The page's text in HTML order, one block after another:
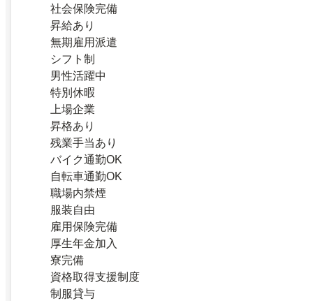
社会保険完備
昇給あり
無期雇用派遣
シフト制
男性活躍中
特別休暇
上場企業
昇格あり
残業手当あり
バイク通勤OK
自転車通勤OK
職場内禁煙
服装自由
雇用保険完備
厚生年金加入
寮完備
資格取得支援制度
制服貸与